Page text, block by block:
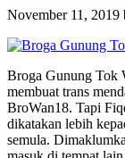
November 11, 2019
Broga Gunung Tok
membuat trans
BroWan18. Tapi
dikatakan lebih
semula.